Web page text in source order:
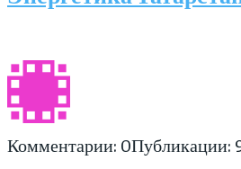
Комментарии: 0Публикации: